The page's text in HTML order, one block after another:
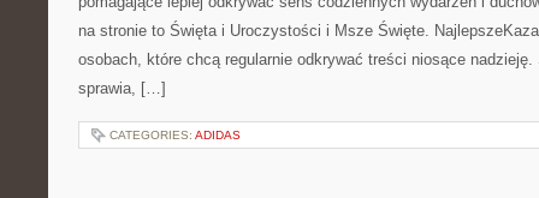
na stronie to Święta i Uroczystości i Msze Święte.
osobach, które chcą regularnie odkrywać treści niosące nadzieję.
sprawia, […]
CATEGORIES: ADIDAS